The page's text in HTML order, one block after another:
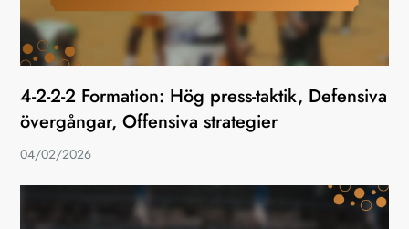
4-2-2-2 Formation: Hög press-taktik, Defensiva
övergångar, Offensiva strategier
04/02/2026